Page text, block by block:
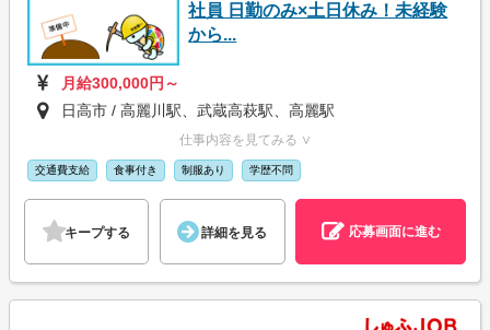
社員 日勤のみ×土日休み！未経験
から...
月給300,000円～
日高市 / 高麗川駅、武蔵高萩駅、高麗駅
仕事内容を見てみる ∨
交通費支給 食事付き 制服あり 学歴不問
キープする 詳細を見る 応募画面に進む